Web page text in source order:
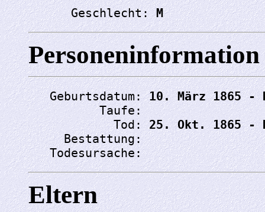
      Geschlecht:
M
Personeninformation
   Geburtsdatum:
10. März 1865 -
          Taufe:
            Tod:
25. Okt. 1865 -
     Bestattung:
   Todesursache:
Eltern